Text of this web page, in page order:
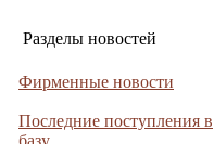
Разделы новостей
Фирменные новости
Последние поступления в
базу